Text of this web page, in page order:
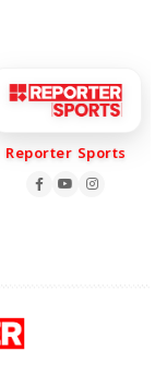
Reporter Sports